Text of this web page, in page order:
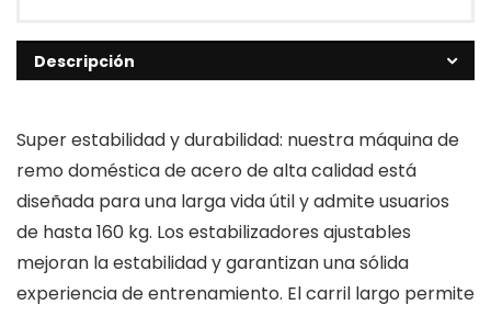
Descripción
Super estabilidad y durabilidad: nuestra máquina de
remo doméstica de acero de alta calidad está
diseñada para una larga vida útil y admite usuarios
de hasta 160 kg. Los estabilizadores ajustables
mejoran la estabilidad y garantizan una sólida
experiencia de entrenamiento. El carril largo permite